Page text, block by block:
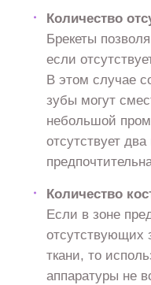
Количество
Брекеты
если
В этом случае
зубы могут
небольшой
отсутствует
Количество
Если в зоне
отсутствующих
ткани, то
аппаратуры не